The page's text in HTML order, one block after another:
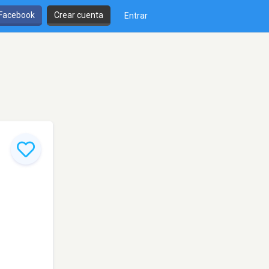
Crear cuenta Entrar